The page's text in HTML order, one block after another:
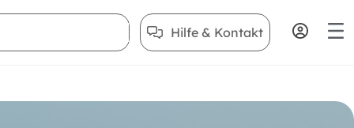
Hilfe & Kontakt